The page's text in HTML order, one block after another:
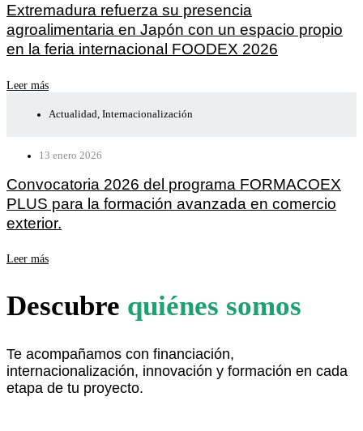
Extremadura refuerza su presencia
agroalimentaria en Japón con un espacio propio
en la feria internacional FOODEX 2026
Leer más
Actualidad Internacionalización
13 enero 2026
Convocatoria 2026 del programa FORMACOEX
PLUS para la formación avanzada en comercio
exterior.
Leer más
Descubre quiénes somos
Te acompañamos con financiación,
internacionalización, innovación y formación en cada
etapa de tu proyecto.